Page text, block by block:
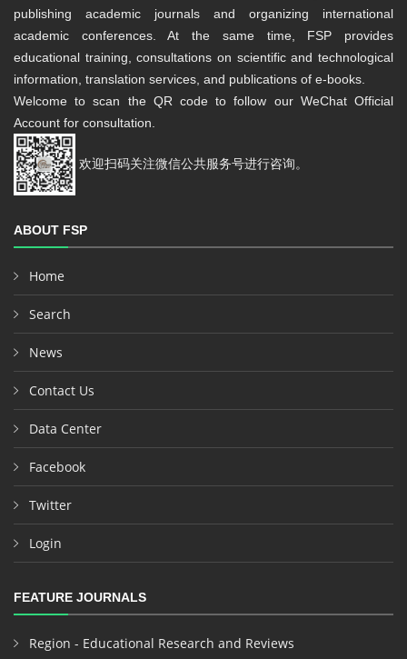
publishing academic journals and organizing international
academic conferences. At the same time, FSP provides
educational training, consultations on scientific and technological
information, translation services, and publications of e-books.
Welcome to scan the QR code to follow our WeChat Official
Account for consultation.
欢迎扫码关注微信公共服务号进行咨询。
ABOUT FSP
Home
Search
News
Contact Us
Data Center
Facebook
Twitter
Login
FEATURE JOURNALS
Region - Educational Research and Reviews